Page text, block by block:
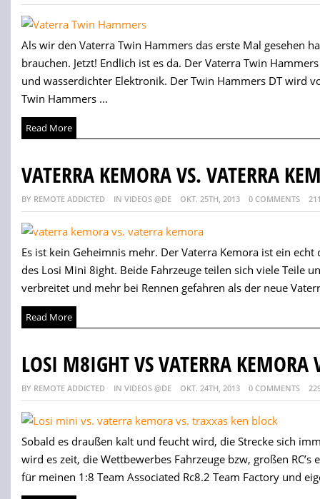
Als wir den Vaterra Twin Hammers das erste Mal gesehen
brauchen. Jetzt! Endlich ist es da. Der Vaterra Twin
und wasserdichter Elektronik. Der Twin Hammers DT wird
Twin Hammers ...
Read More
VATERRA KEMORA VS. VATERRA
BY REMOTE ADDICTED IN VIDEOS @DE OKT. 25TH, 2013 0 COMMENTS
Es ist kein Geheimnis mehr. Der Vaterra Kemora ist ein echt
des Losi Mini 8ight. Beide Fahrzeuge teilen sich viele Teile
verbreitet und mehr bei Rennen gefahren als der neue
Read More
LOSI M8IGHT VS VATERRA KEMORA
BY REMOTE ADDICTED IN VIDEOS @DE OKT. 24TH, 2013 0 COMMENTS
Sobald es draußen kalt und feucht wird, die Strecke sich
wird es zeit, die Wettbewerbes Fahrzeuge bzw, großen
für meinen 1:8 Team Associated Rc8.2 Team Factory und